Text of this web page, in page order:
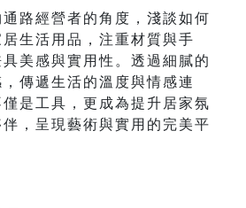
路經營者的角度，淺談如何
生活用品，注重材質與手
美感與實用性。透過細膩的
傳遞生活的溫度與情感連
是工具，更成為提升居家氛
，呈現藝術與實用的完美平